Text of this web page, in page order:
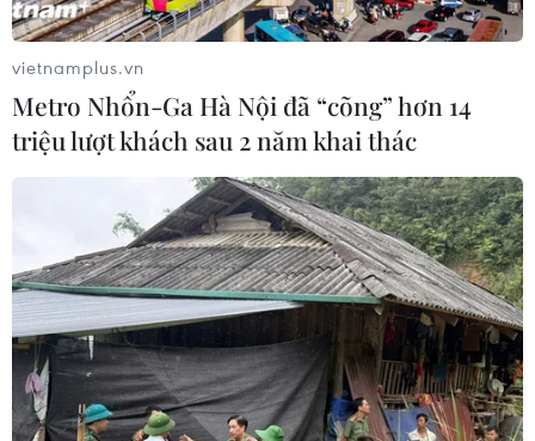
TPBank ra mắt tài khoản EasyLink và
eBank phiên bản 6.0
23/06/2015 09:18
TPBank ra mắt sản phẩm tài khoản EasyLink và phiên
vietnamplus.vn
Metro Nhổn-Ga Hà Nội đã “cõng” hơn 14
triệu lượt khách sau 2 năm khai thác